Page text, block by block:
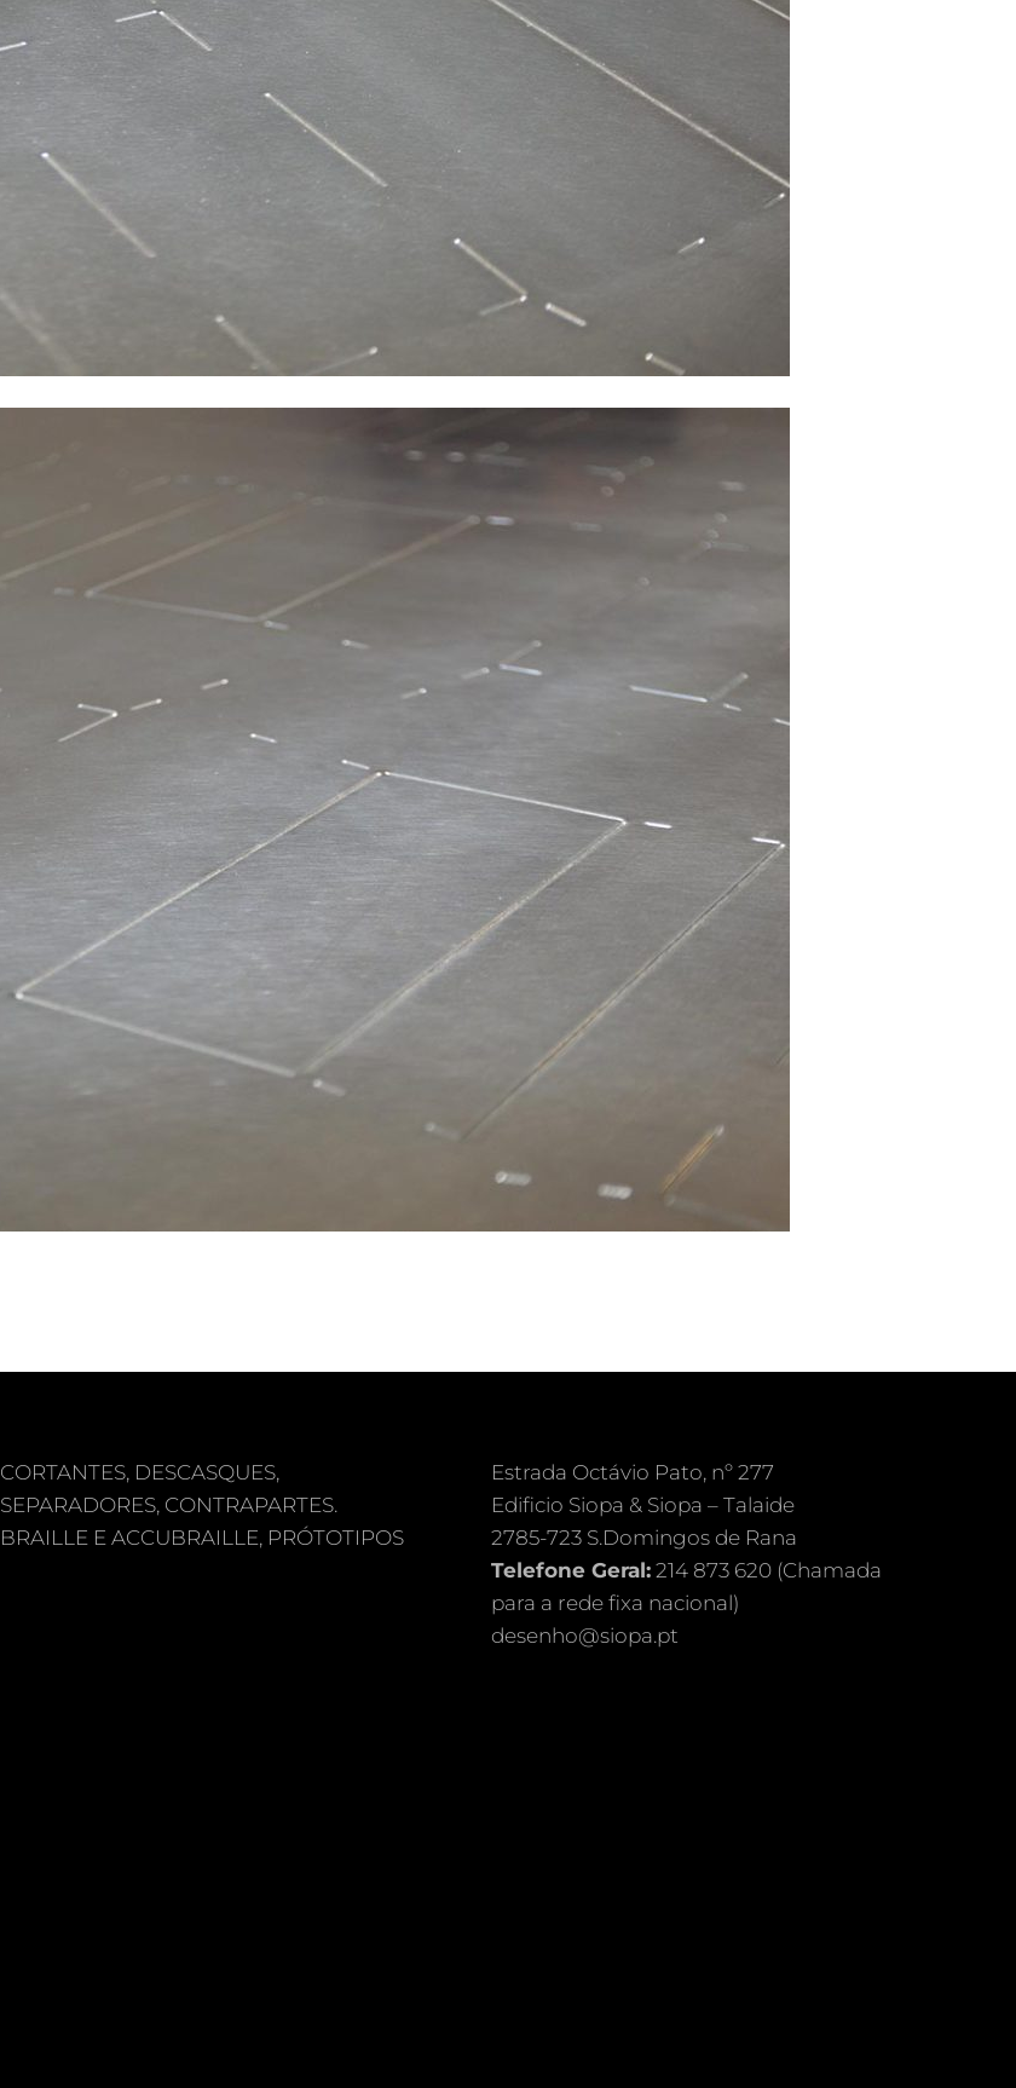
CORTANTES, DESCASQUES,
SEPARADORES, CONTRAPARTES.
BRAILLE E ACCUBRAILLE, PRÓTOTIPOS
Estrada Octávio Pato, nº 277
Edificio Siopa & Siopa – Talaide
2785-723 S.Domingos de Rana
Telefone Geral:214 873 620 (Chamada
para a rede fixa nacional)
desenho@siopa.pt